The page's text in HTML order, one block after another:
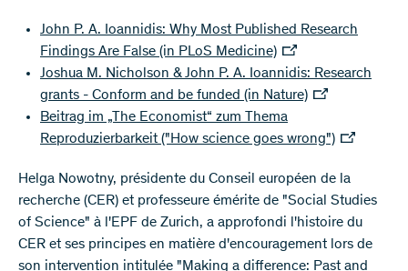
John P. A. Ioannidis: Why Most Published Research
Findings Are False (in PLoS Medicine)
Joshua M. Nicholson & John P. A. Ioannidis: Research
grants - Conform and be funded (in Nature)
Beitrag im „The Economist“ zum Thema
Reproduzierbarkeit ("How science goes wrong")
Helga Nowotny, présidente du Conseil européen de la
recherche (CER) et professeure émérite de "Social Studies
of Science" à l'EPF de Zurich, a approfondi l'histoire du
CER et ses principes en matière d'encouragement lors de
son intervention intitulée "Making a difference: Past and